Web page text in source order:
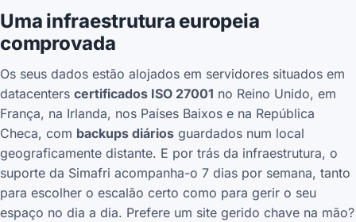
Uma infraestrutura europeia
comprovada
Os seus dados estão alojados em servidores situados em
datacenters certificados ISO 27001 no Reino Unido, em
França, na Irlanda, nos Países Baixos e na República
Checa, com backups diários guardados num local
geograficamente distante. E por trás da infraestrutura, o
suporte da Simafri acompanha-o 7 dias por semana, tanto
para escolher o escalão certo como para gerir o seu
espaço no dia a dia. Prefere um site gerido chave na mão?